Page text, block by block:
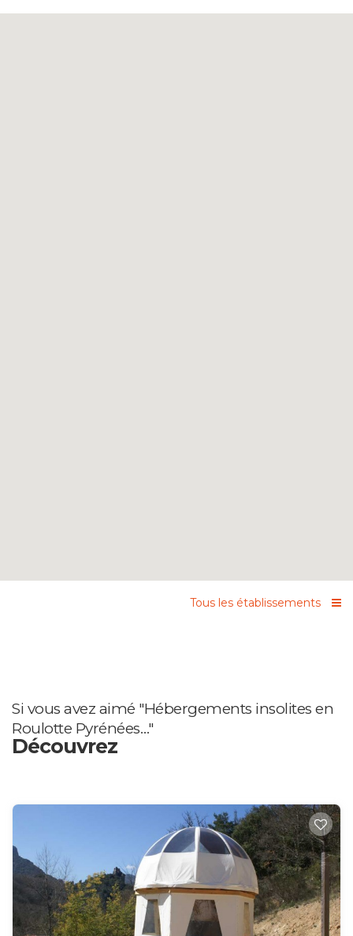
Tous les établissements
Si vous avez aimé "Hébergements insolites en
Roulotte Pyrénées…"
Découvrez